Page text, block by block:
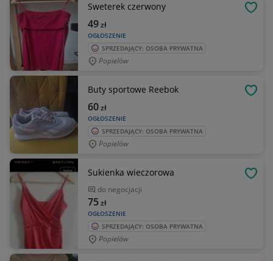
Sweterek czerwony
OGŁOSZENIE
49zł
SPRZEDAJĄCY: OSOBA PRYWATNA
Popielów
Buty sportowe Reebok
OGŁOSZENIE
60zł
SPRZEDAJĄCY: OSOBA PRYWATNA
Popielów
Sukienka wieczorowa
do negocjacji
OGŁOSZENIE
75zł
SPRZEDAJĄCY: OSOBA PRYWATNA
Popielów